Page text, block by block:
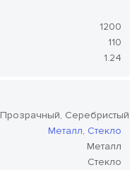
1200
110
1.24
Прозрачный, Серебристый
Металл, Стекло
Металл
Стекло